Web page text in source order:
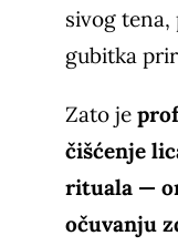
sivog
gubitka
Zato je
čišćenje
rituala —
očuvanju